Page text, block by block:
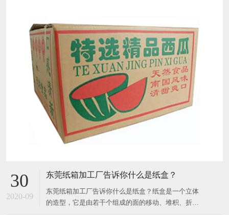
30
2020-09
东莞纸箱加工厂告诉你什么是纸盒？
东莞纸箱加工厂告诉你什么是纸盒？纸盒是一个立体
的造型，它是由若干个组成的面的移动、堆积、折